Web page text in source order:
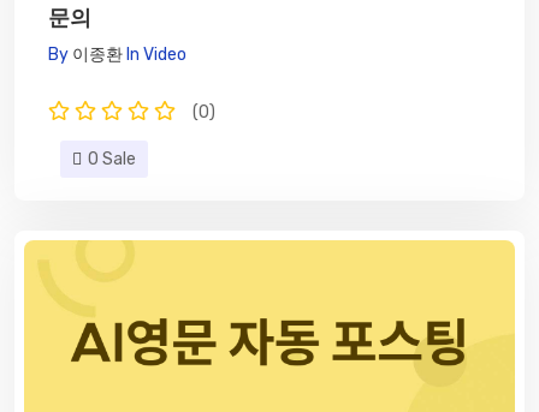
문의
By 이종환 In Video
(0)
0 Sale